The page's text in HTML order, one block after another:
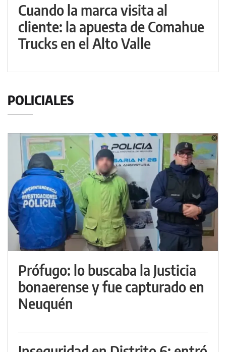
Cuando la marca visita al
cliente: la apuesta de Comahue
Trucks en el Alto Valle
POLICIALES
Prófugo: lo buscaba la Justicia
bonaerense y fue capturado en
Neuquén